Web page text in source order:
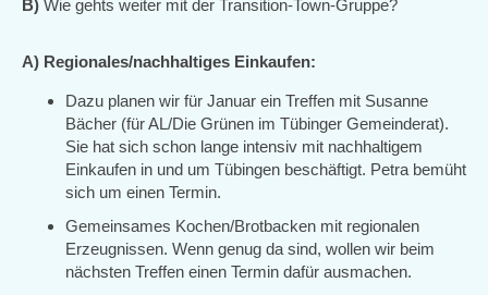
B) Wie gehts weiter mit der Transition-Town-Gruppe?
A) Regionales/nachhaltiges Einkaufen:
Dazu planen wir für Januar ein Treffen mit Susanne
Bächer (für AL/Die Grünen im Tübinger Gemeinderat).
Sie hat sich schon lange intensiv mit nachhaltigem
Einkaufen in und um Tübingen beschäftigt. Petra bemüht
sich um einen Termin.
Gemeinsames Kochen/Brotbacken mit regionalen
Erzeugnissen. Wenn genug da sind, wollen wir beim
nächsten Treffen einen Termin dafür ausmachen.